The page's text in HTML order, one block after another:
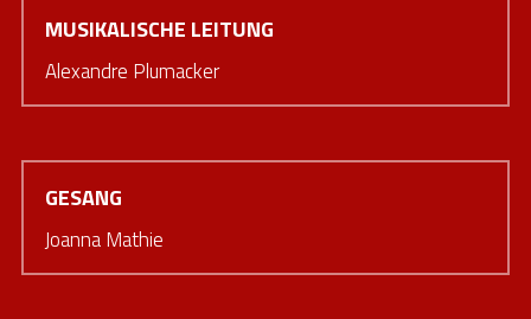
MUSIKALISCHE LEITUNG
Alexandre Plumacker
GESANG
Joanna Mathie